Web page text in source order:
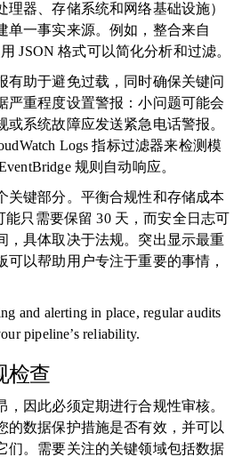
理器、存储系统和网络基础设施）
单一事实来源。例如，整合来自
JSON 格式可以简化分析和过滤。
有助于避免过载，同时确保关键问
严重程度设置警报：小问题可能会
或系统故障应发送紧急电话警报。
Logs 指标过滤器来检测模
规则自动响应。
关键部分。平衡合规性和存储成本
能只需要保留 30 天，而安全日志可
，具体取决于法规。突出显示最重
可以帮助用户专注于重要的事情，
and alerting in place, regular audits
pipeline’s reliability.
检查
，因此必须定期进行合规性审核。
的数据保护措施是否有效，并可以
们。需要关注的关键领域包括数据